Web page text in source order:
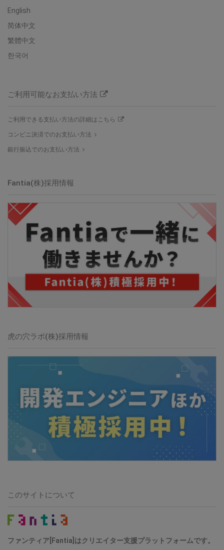
English
简体中文
繁體中文
한국어
ご利用可能なお支払い方法
ご利用できる支払い方法の詳細はこちら
コンビニ決済でのお支払い方法
銀行振込でのお支払い方法
Fantia(株)採用情報
虎の穴ラボ(株)採用情報
このサイトについて
ファンティア[Fantia]はクリエイター支援プラットフォームです。